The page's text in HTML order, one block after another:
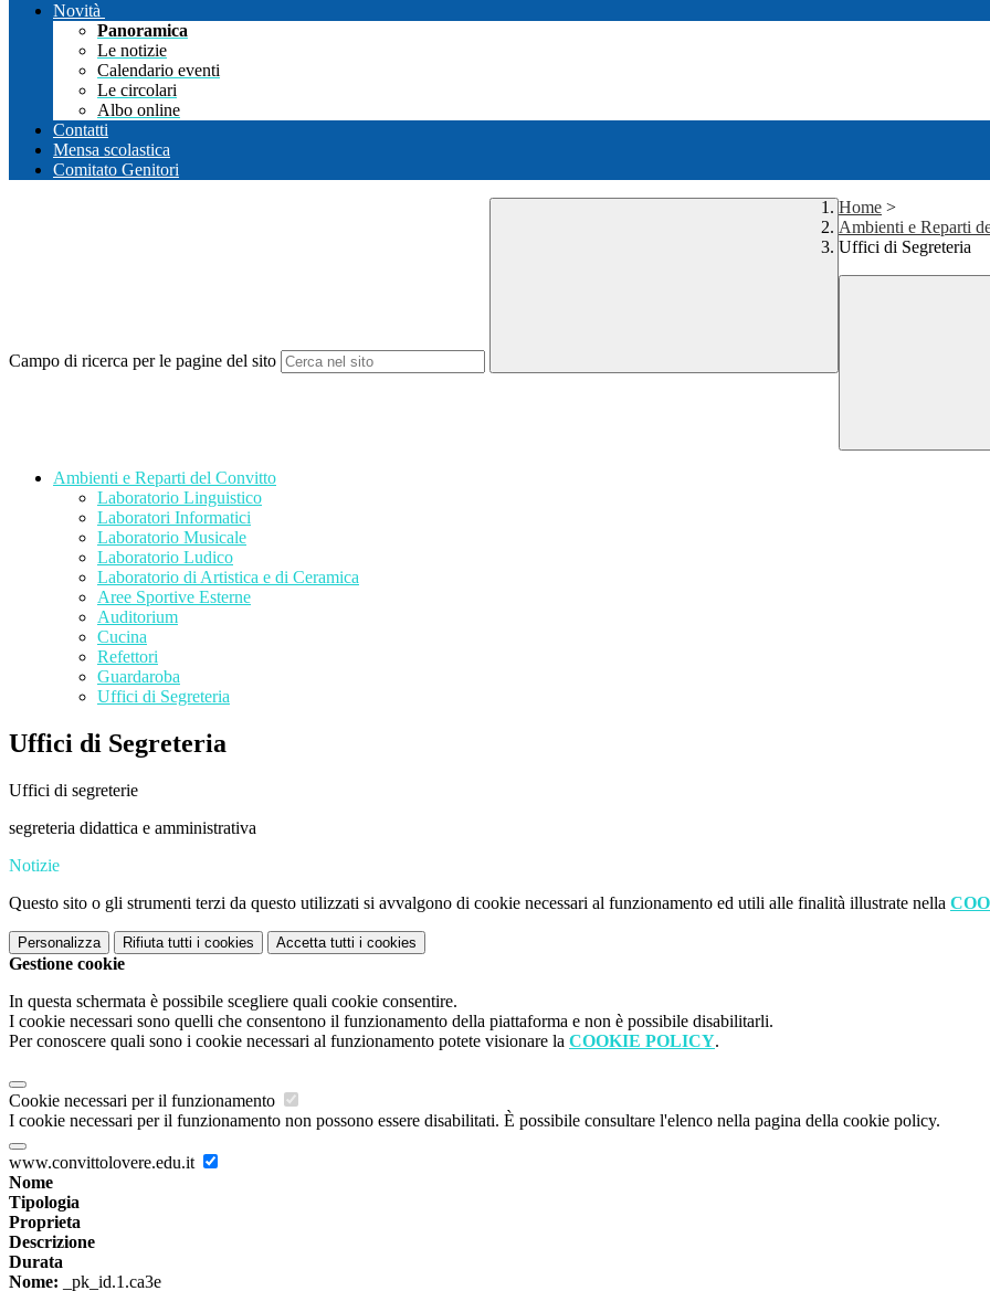
Novità
Panoramica
Le notizie
Calendario eventi
Le circolari
Albo online
Contatti
Mensa scolastica
Comitato Genitori
Campo di ricerca per le pagine del sito
Home >
Ambienti e Reparti
Uffici di Segreteria
Ambienti e Reparti del Convitto
Laboratorio Linguistico
Laboratori Informatici
Laboratorio Musicale
Laboratorio Ludico
Laboratorio di Artistica e di Ceramica
Aree Sportive Esterne
Auditorium
Cucina
Refettori
Guardaroba
Uffici di Segreteria
Uffici di Segreteria
Uffici di segreterie
segreteria didattica e amministrativa
Notizie
Questo sito o gli strumenti terzi da questo utilizzati si avvalgono di cookie necessari al funzionamento ed utili alle finalità illustrate nella
Personalizza Rifiuta tutti i cookies Accetta tutti i cookies
Gestione cookie
In questa schermata è possibile scegliere quali cookie consentire.
I cookie necessari sono quelli che consentono il funzionamento della piattaforma e non è possibile disabilitarli.
Per conoscere quali sono i cookie necessari al funzionamento potete visionare la COOKIE POLICY.
Cookie necessari per il funzionamento
I cookie necessari per il funzionamento non possono essere disabilitati. È possibile consultare l'elenco nella pagina della cookie policy.
www.convittolovere.edu.it
Nome
Tipologia
Proprieta
Descrizione
Durata
Nome: _pk_id.1.ca3e